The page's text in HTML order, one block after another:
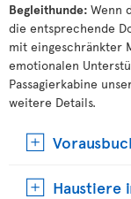
Begleithunde: Wenn
die entsprechende
mit eingeschränkter
emotionalen
Passagierkabine
weitere Details.
Haustiere